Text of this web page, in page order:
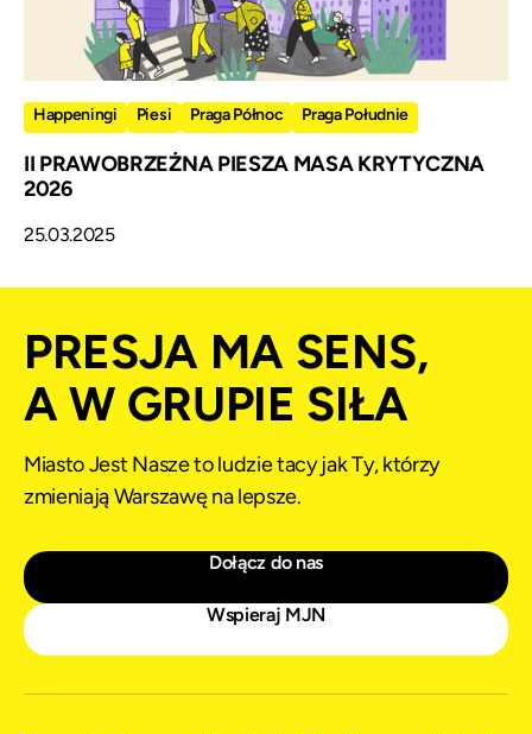
Happeningi Piesi Praga Północ Praga Południe
II PRAWOBRZEŻNA PIESZA MASA KRYTYCZNA
2026
25.03.2025
PRESJA MA SENS,
A W GRUPIE SIŁA
Miasto Jest Nasze to ludzie tacy jak Ty, którzy
zmieniają Warszawę na lepsze.
Dołącz do nas
Wspieraj MJN